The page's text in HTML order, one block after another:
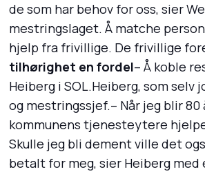
de som har behov for oss, sier
mestringslaget. Å matche
hjelp fra frivillige. De frivillige
tilhørighet en fordel– Å koble
Heiberg i SOL.Heiberg, som
og mestringssjef.– Når jeg blir
kommunens tjenesteytere
Skulle jeg bli dement ville det
betalt for meg, sier Heiberg med